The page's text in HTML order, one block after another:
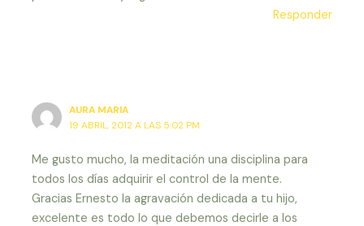
Responder
AURA MARIA
19 ABRIL, 2012 A LAS 5:02 PM
Me gusto mucho, la meditación una disciplina para
todos los días adquirir el control de la mente.
Gracias Ernesto la agravación dedicada a tu hijo,
excelente es todo lo que debemos decirle a los